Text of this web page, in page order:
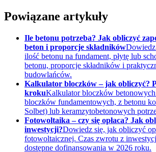
Powiązane artykuły
Ile betonu potrzeba? Jak obliczyć
beton i proporcje składników
ilość betonu na fundament, płytę lub
betonu, proporcje składników i
budowlańców.
Kalkulator bloczków – jak obliczyć?
krokuKalkulator bloczków
bloczków fundamentowych, z betonu
Solbet) lub keramzytobetonowych
Fotowoltaika – czy się opłaca? Jak
inwestycji?Dowiedz się, jak obliczyć
fotowoltaicznej. Czas zwrotu z
dostępne dofinansowania w 2026 roku.